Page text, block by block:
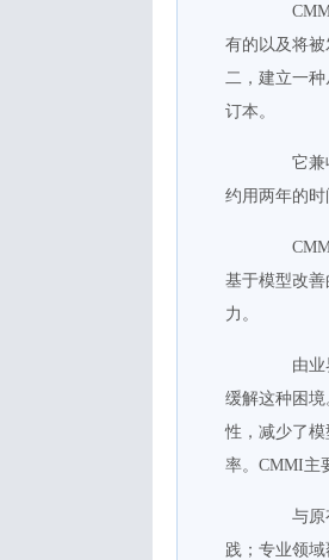
CMMI
有的以及将
二，建立一
订本。
它兼收
约用两年的
CMMI
基于模型改
力。
由业界
缓解这种困
性，减少了
率。CMMI主
与原有
践；专业领